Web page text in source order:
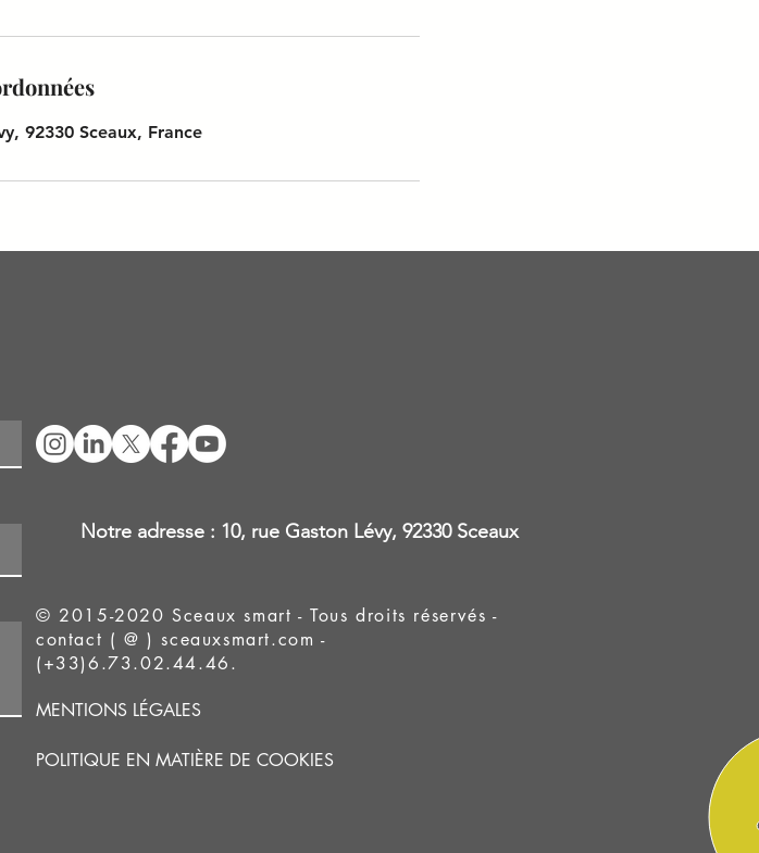
92330 Sceaux, France
Notre adresse : 10, rue Gaston Lévy, 92330 Sceaux
© 2015-2020 Sceaux smart - Tous droits réservés -
contact ( @ ) sceauxsmart.com -
(+33)6.73.02.44.46.
MENTIONS LÉGALES
POLITIQUE EN MATIÈRE DE COOKIES